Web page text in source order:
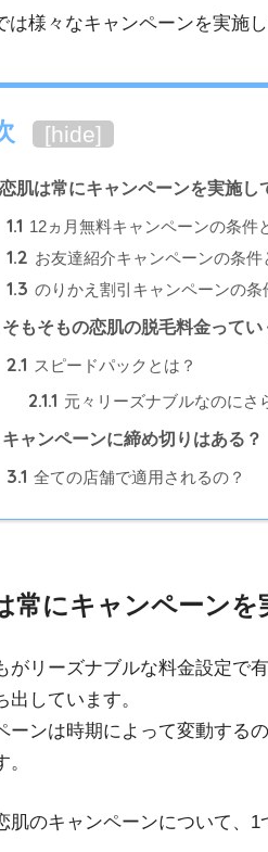
[hide]
恋肌は常にキャンペーンを実施し
1.1 12ヵ月無料キャンペーンの条件
1.2 お友達紹介キャンペーンの条件
1.3 のりかえ割引キャンペーンの
そもそもの恋肌の脱毛料金ってい
2.1 スピードパックとは？
2.1.1 元々リーズナブルなのにさ
キャンペーンに締め切りはある？
3.1 全ての店舗で適用されるの？
常にキャンペーンを
がリーズナブルな料金設定で
出しています。
ーンは時期によって変動する
肌のキャンペーンについて、1